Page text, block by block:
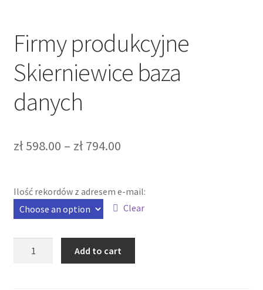
Firmy produkcyjne
Skierniewice baza
danych
zł598.00 – zł794.00
Ilość rekordów z adresem e-mail:
Clear
Add to cart